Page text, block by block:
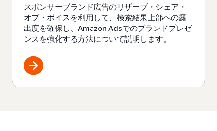
スポンサーブランド広告のリザーブ・シェア・
オブ・ボイスを利用して、検索結果上部への露
出度を確保し、Amazon Adsでのブランドプレゼ
ンスを強化する方法について説明します。